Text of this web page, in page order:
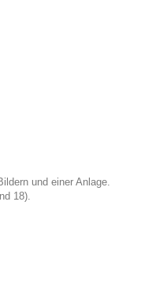
und einer Anlage.
18).